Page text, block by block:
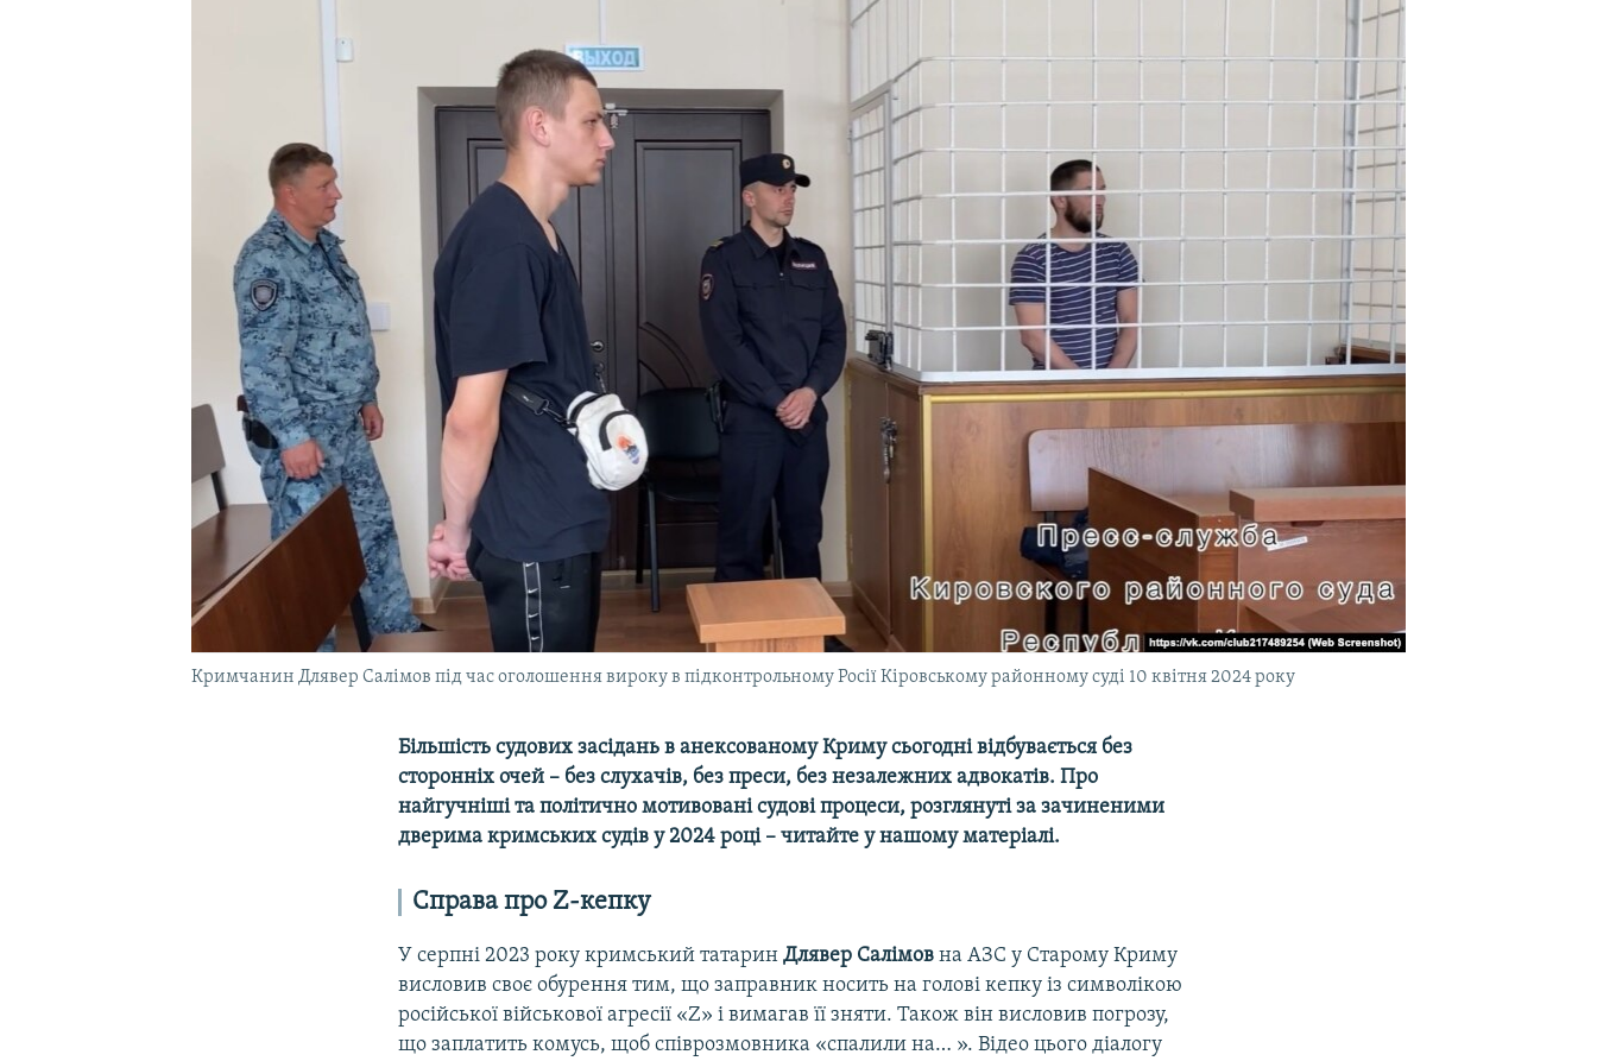
Кримчанин Длявер Салімов під час оголошення вироку в підконтрольному Росії Кіровському районному суді 10 квітня 2024 року
Більшість судових засідань в анексованому Криму сьогодні відбувається без
сторонніх очей – без слухачів, без преси, без незалежних адвокатів. Про
найгучніші та політично мотивовані судові процеси, розглянуті за зачиненими
дверима кримських судів у 2024 році – читайте у нашому матеріалі.
Справа про Z-кепку
У серпні 2023 року кримський татаринДлявер Салімов на АЗС у Старому Криму
висловив своє обурення тим, що заправник носить на голові кепку із символікою
російської військової агресії «Z» і вимагав її зняти. Також він висловив погрозу,
що заплатить комусь, щоб співрозмовника «спалили на… ». Відео цього діалогу